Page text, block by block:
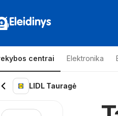
Eleidinys
centrai Elektronika
LIDL Tauragė